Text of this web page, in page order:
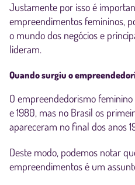
Justamente por isso é
empreendimentos femininos,
o mundo dos negócios e
lideram.
Quando surgiu o
O empreendedorismo
e 1980, mas no Brasil os
apareceram no final dos anos
Deste modo, podemos notar
empreendimentos é um